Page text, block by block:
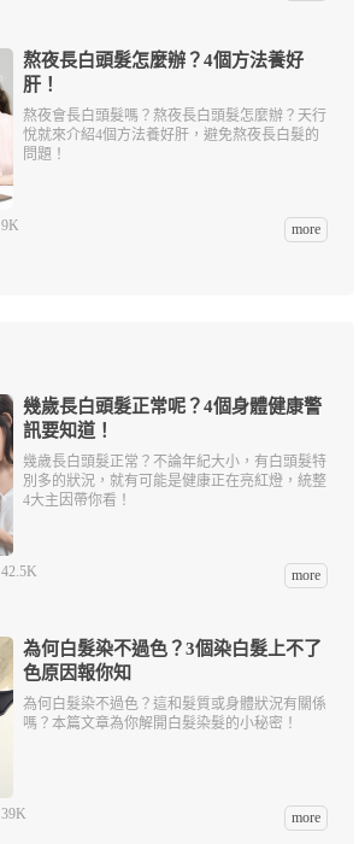
熬夜長白頭髮怎麼辦？4個方法養好
肝！
熬夜會長白頭髮嗎？熬夜長白頭髮怎麼辦？天行
悅就來介紹4個方法養好肝，避免熬夜長白髮的
問題！
9K more
幾歲長白頭髮正常呢？4個身體健康警
訊要知道！
幾歲長白頭髮正常？不論年紀大小，有白頭髮特
別多的狀況，就有可能是健康正在亮紅燈，統整
4大主因帶你看！
42.5K more
為何白髮染不過色？3個染白髮上不了
色原因報你知
為何白髮染不過色？這和髮質或身體狀況有關係
嗎？本篇文章為你解開白髮染髮的小秘密！
39K more